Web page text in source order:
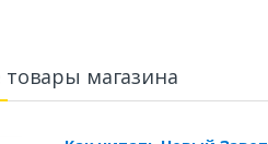
магазина